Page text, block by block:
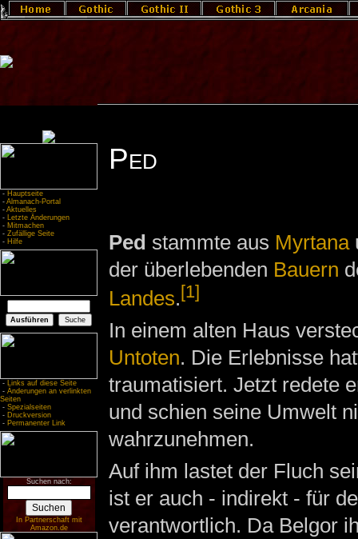
- Hauptseite
- Almanach-Portal
- Aktuelles
- Letzte Änderungen
- Mitmachen
- Zufällige Seite
- Hilfe
- Links auf diese Seite
- Änderungen an verlinkten
Seiten
- Spezialseiten
- Druckversion
- Permanenter Link
Suchen nach:
In Partnerschaft mit
Amazon.de
Ped
Ped stammte aus Myrtana
der überlebenden Bauern
Landes.[1]
In einem alten Haus
Untoten. Die Erlebnisse
traumatisiert. Jetzt redete
und schien seine Umwelt
wahrzunehmen.
Auf ihm lastet der Fluch
ist er auch - indirekt - für
verantwortlich. Da Belgor